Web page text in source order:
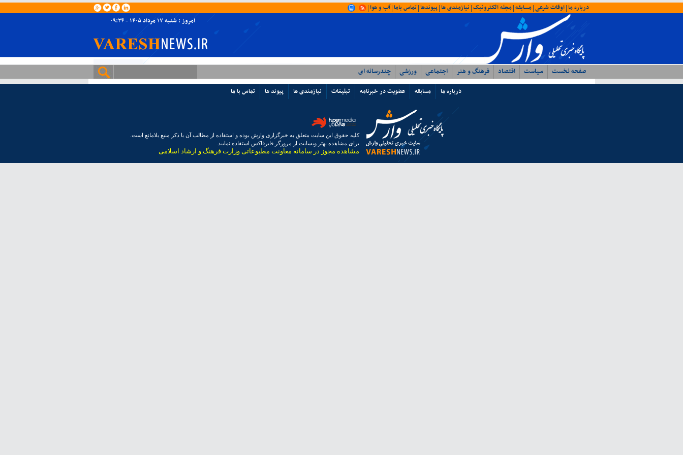
درباره ما| اوقات شرعی| مسابقه| مجله الکترونیک| نیازمندی ها| پیوندها| تماس باما| آب و هوا|
|
امروز : شنبه ۱۷ مرداد ۱۴۰۵ - ۰۹:۲۴
صفحه نخست سیاست اقتصاد فرهنگ و هنر اجتماعی ورزشی چندرسانه ای
درباره ما مسابقه عضویت در خبرنامه تبلیغات نیازمندی ها پیوند ها تماس با ما
کلیه حقوق این سایت متعلق به خبرگزاری وارش بوده و استفاده از مطالب آن با ذکر منبع بلامانع است.
برای مشاهده بهتر وبسایت از مرورگر فایرفاکس استفاده نمایید.
مشاهده مجوز در سامانه معاونت مطبوعاتی وزارت فرهنگ و ارشاد اسلامی